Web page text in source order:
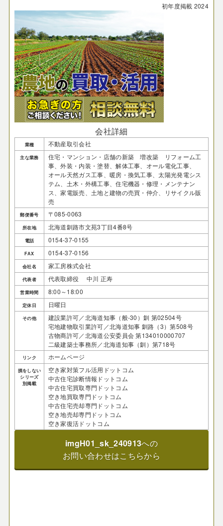
初年度掲載 2024
会社詳細
業種 不動産取引会社
主な業務
住宅・マンション・店舗の新築 増改築 リフォーム工
事、外装・内装・塗替、解体工事、オール電化工事、
オール天然ガス工事、暖房・換気工事、太陽光発電シス
テム、土木・外構工事、住宅機器・修理・メンテナン
ス、家電販売、土地と建物の売買・仲介、リサイクル販
売
郵便番号 〒085-0063
所在地 北海道釧路市文苑3丁目4番8号
電話 0154-37-0155
FAX 0154-37-0156
会社名 家工房株式会社
代表者 代表取締役 中川 正寿
営業時間 8:00～18:00
定休日 日曜日
その他
建設業許可／北海道知事（般-30）釧 第02504号
宅地建物取引業許可／北海道知事 釧路（3）第508号
古物商許可／北海道公安委員会 第134010000707
二級建築士事務所／北海道知事（釧）第718号
リンク ホームページ
損をしない
シリーズ
別掲載
空き家対策フル活用ドットコム
中古住宅診断情報ドットコム
中古住宅買取専門ドットコム
空き地買取専門ドットコム
中古住宅売却専門ドットコム
空き地売却専門ドットコム
空き家復活ドットコム
imgH01_sk_240913への
お問い合わせはこちらから